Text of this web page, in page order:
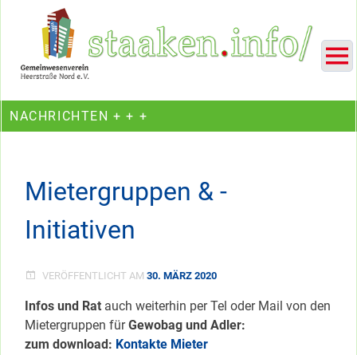
Ein Projekt des Gemeinwesenvereins Heerstraße Nord
NACHRICHTEN + + +
Mietergruppen & -
Initiativen
VERÖFFENTLICHT AM 30. MÄRZ 2020
Infos und Rat auch weiterhin per Tel oder Mail von den
Mietergruppen fürGewobag und Adler:
zum download: Kontakte Mieter